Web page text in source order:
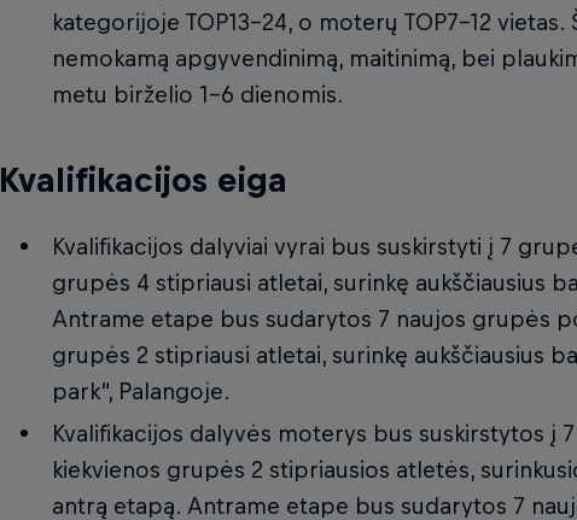
kategorijoje TOP13–24, o moterų TOP7–12
nemokamą apgyvendinimą, maitinimą, bei
metu birželio 1–6 dienomis.
Kvalifikacijos eiga
Kvalifikacijos dalyviai vyrai bus suskirstyti į 7
grupės 4 stipriausi atletai, surinkę aukščiausius
Antrame etape bus sudarytos 7 naujos grupės
grupės 2 stipriausi atletai, surinkę aukščiausius
park“, Palangoje.
Kvalifikacijos dalyvės moterys bus suskirstytos į
kiekvienos grupės 2 stipriausios atletės,
antrą etapą. Antrame etape bus sudarytos 7